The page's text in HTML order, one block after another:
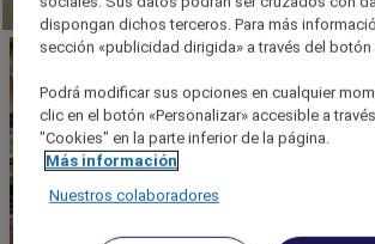
dispongan dichos terceros. Para más
sección «publicidad dirigida» a través del botón
Podrá modificar sus opciones en cualquier
clic en el botón «Personalizar» accesible a
"Cookies" en la parte inferior de la página.
Más información
Nuestros colaboradores